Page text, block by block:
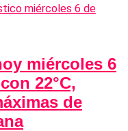
miércoles 6
22°C,
de